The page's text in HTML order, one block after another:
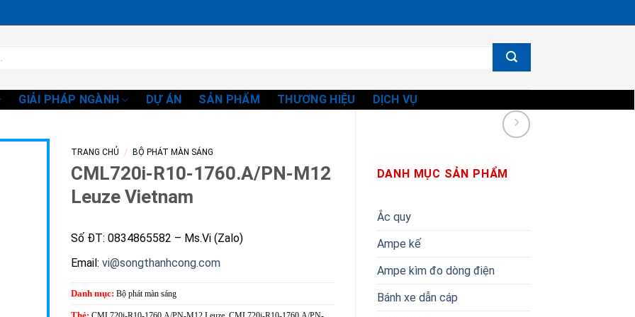
GIẢI PHÁP NGÀNH DỰ ÁN SẢN PHẨM THƯƠNG HIỆU DỊCH VỤ
DANH MỤC SẢN PHẨM
Ắc quy
Ampe kế
Ampe kìm đo dòng điện
Bánh xe dẫn cáp
TRANG CHỦ / BỘ PHÁT MÀN SÁNG
CML720i-R10-1760.A/PN-M12
Leuze Vietnam
Số ĐT: 0834865582 – Ms.Vi (Zalo)
Email: vi@songthanhcong.com
Danh mục: Bộ phát màn sáng